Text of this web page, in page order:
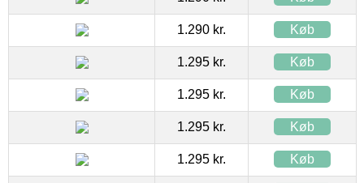
1.290 kr. Køb
1.295 kr. Køb
1.295 kr. Køb
1.295 kr. Køb
1.295 kr. Køb